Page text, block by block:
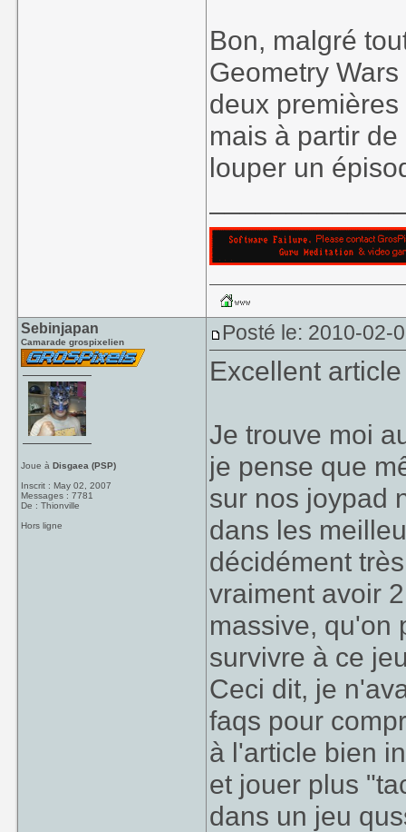
Bon, malgré
Geometry
deux
mais à partir
louper un
Sebinjapan
Camarade grospixelien
Joue àDisgaea (PSP)
Inscrit : May 02, 2007
Messages : 7781
De : Thionville
Hors ligne
Posté le: 2010-02-
Excellent
Je trouve moi
je pense que
sur nos joypad
dans les
décidément
vraiment avoir
massive, qu'on
survivre à ce
Ceci dit, je
faqs pour
à l'article bien
et jouer plus
dans un jeu